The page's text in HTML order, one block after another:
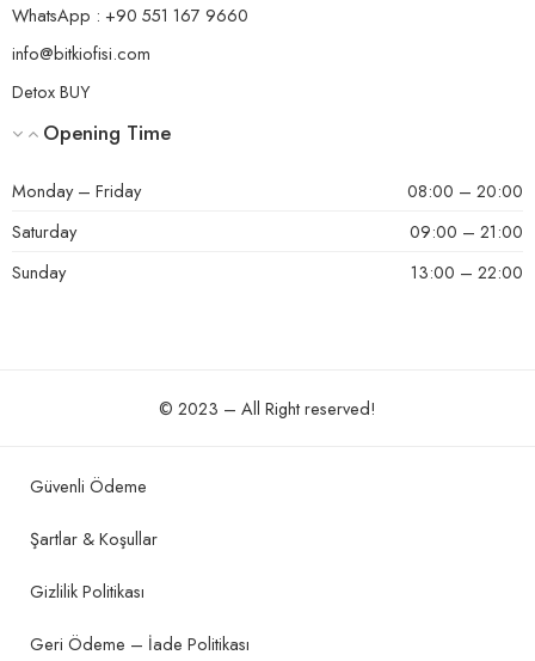
WhatsApp : +90 551 167 9660
info@bitkiofisi.com
Detox BUY
Opening Time
Monday – Friday
08:00 – 20:00
Saturday
09:00 – 21:00
Sunday
13:00 – 22:00
© 2023 – All Right reserved!
Güvenli Ödeme
Şartlar & Koşullar
Gizlilik Politikası
Geri Ödeme – İade Politikası